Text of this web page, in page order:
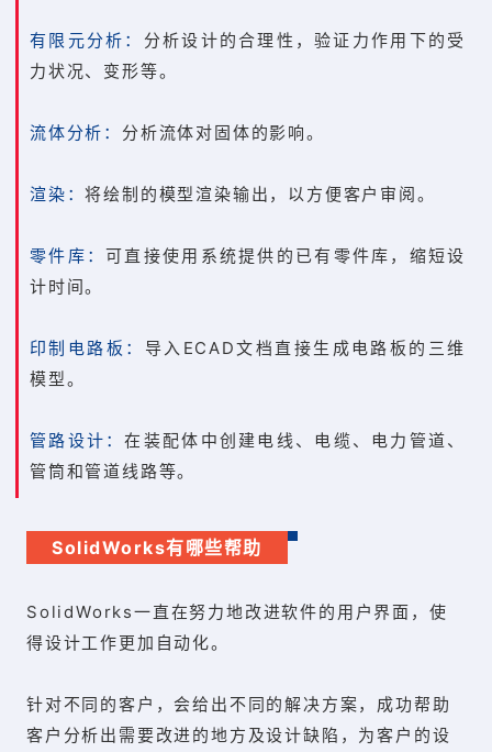
有限元分析： 分析设计的合理性，验证力作用下的受
力状况、变形等。
流体分析： 分析流体对固体的影响。
渲染：将绘制的模型渲染输出，以方便客户审阅。
零件库：可直接使用系统提供的已有零件库，缩短设
计时间。
印制电路板： 导入ECAD文档直接生成电路板的三维
模型。
管路设计：在装配体中创建电线、电缆、电力管道、
管筒和管道线路等。
SolidWorks有哪些帮助
SolidWorks一直在努力地改进软件的用户界面，使
得设计工作更加自动化。
针对不同的客户，会给出不同的解决方案，成功帮助
客户分析出需要改进的地方及设计缺陷，为客户的设